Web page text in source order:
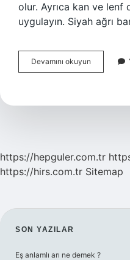
olur. Ayrıca kan ve lenf
uygulayın. Siyah ağrı
Devamını okuyun
Bandı
Yarar
https://hepguler.com.tr
https://hirs.com.tr Sitemap
SIDEBAR
SON YAZILAR
Eş anlamlı arı ne demek ?